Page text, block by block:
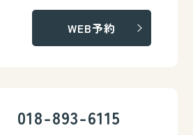
WEB予約
018-893-6115